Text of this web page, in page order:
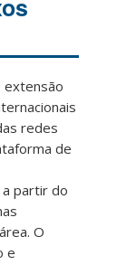
redes
de
partir do
O
e